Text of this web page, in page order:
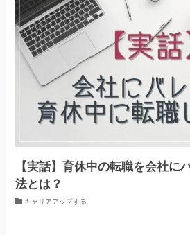
【実話】育休中の転職を会社に
法とは？
キャリアアップする